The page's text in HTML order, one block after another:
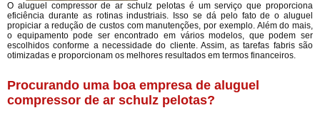
O aluguel compressor de ar schulz pelotas é um serviço que proporciona
eficiência durante as rotinas industriais. Isso se dá pelo fato de o aluguel
propiciar a redução de custos com manutenções, por exemplo. Além do mais,
o equipamento pode ser encontrado em vários modelos, que podem ser
escolhidos conforme a necessidade do cliente. Assim, as tarefas fabris são
otimizadas e proporcionam os melhores resultados em termos financeiros.
Procurando uma boa empresa de aluguel
compressor de ar schulz pelotas?